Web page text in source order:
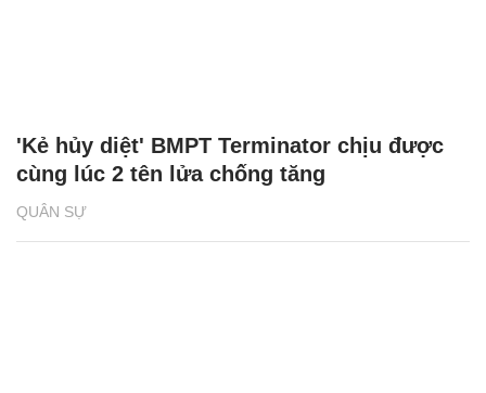
QUÂN SỰ
'Kẻ hủy diệt' BMPT Terminator chịu được
cùng lúc 2 tên lửa chống tăng